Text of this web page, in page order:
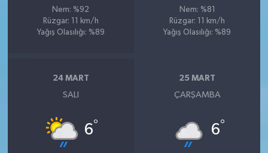
Nem: %92
Rüzgar: 11 km/h
Yağış Olasılığı: %89
Nem: %81
Rüzgar: 11 km/h
Yağış Olasılığı: %89
24 MART
SALI
6°
25 MART
ÇARŞAMBA
6°